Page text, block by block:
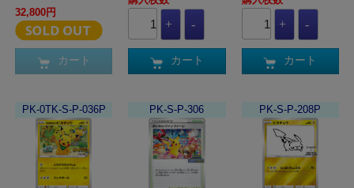
32,800円
カート カート カート
PK-0TK-S-P-036P PK-S-P-306 PK-S-P-208P